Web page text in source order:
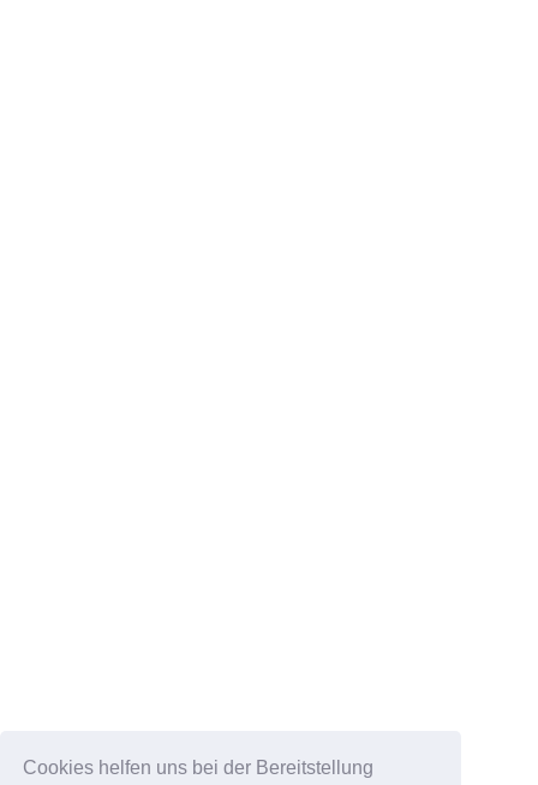
Cookies helfen uns bei der Bereitstellung